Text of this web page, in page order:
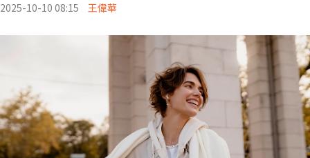
2025-10-10 08:15 王偉華